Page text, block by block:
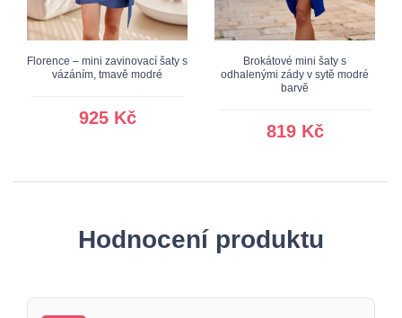
Florence – mini zavinovací šaty s
vázáním, tmavě modré
925 Kč
Brokátové mini šaty s
odhalenými zády v sytě modré
barvě
819 Kč
Hodnocení produktu